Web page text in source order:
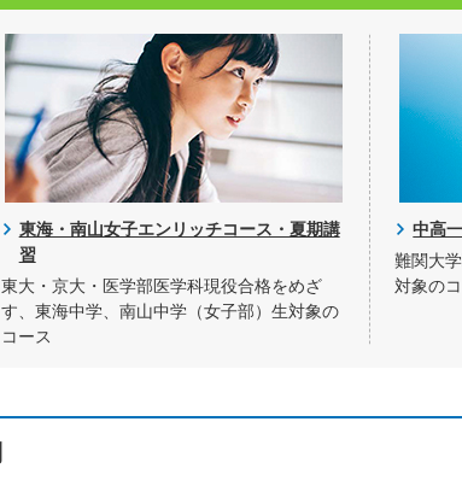
東海・南山女子エンリッチコース・夏期講
習
東大・京大・医学部医学科現役合格をめざ
す、東海中学、南山中学（女子部）生対象の
コース
中高
難関大
対象の